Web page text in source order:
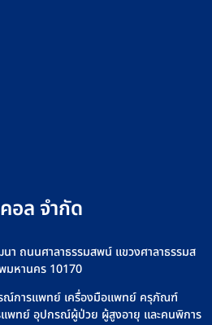
อล จำกัด
า ถนนศาลาธรรมสพน์ แขวงศาลาธรรมส
มหานคร 10170
ณ์การแพทย์ เครื่องมือแพทย์ ครุภัณฑ์
พทย์ อุปกรณ์ผู้ป่วย ผู้สูงอายุ และคนพิการ